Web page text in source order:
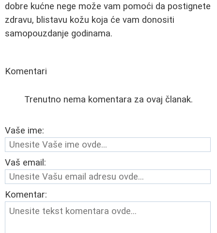
dobre kućne nege može vam pomoći da postignete
zdravu, blistavu kožu koja će vam donositi
samopouzdanje godinama.
Komentari
Trenutno nema komentara za ovaj članak.
Vaše ime:
Vaš email:
Komentar: